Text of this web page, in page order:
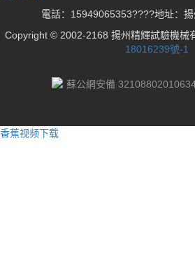
電話：15949065353????地址：
Copyright © 2002-2168 揚州精輝試驗機械
18016239號-1
蘇公網安備
香蕉视频下载